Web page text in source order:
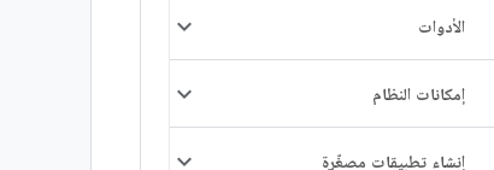
الأدوات
إمكانات النظام
إنشاء تطبيقات مصغّرة